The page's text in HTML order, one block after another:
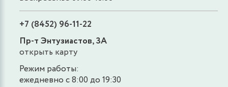
+7 (8452) 96-11-22
Пр-т Энтузиастов, 3А
открыть карту
Режим работы:
ежедневно с 8:00 до 19:30